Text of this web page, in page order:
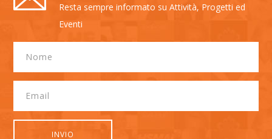
Resta sempre informato su Attività, Progetti ed
Eventi